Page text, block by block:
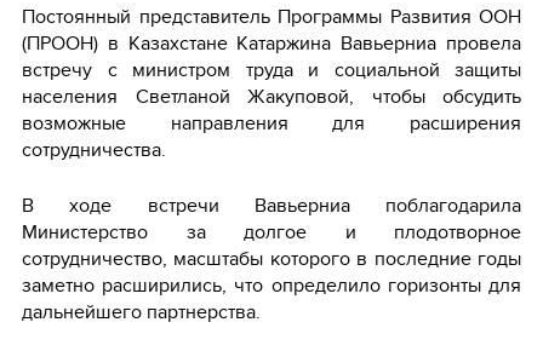
Постоянный представитель Программы Развития ООН
(ПРООН) в Казахстане Катаржина Вавьерниа провела
встречу с министром труда и социальной защиты
населения Светланой Жакуповой, чтобы обсудить
возможные направления для расширения
сотрудничества.
В ходе встречи Вавьерниа поблагодарила
Министерство за долгое и плодотворное
сотрудничество, масштабы которого в последние годы
заметно расширились, что определило горизонты для
дальнейшего партнерства.